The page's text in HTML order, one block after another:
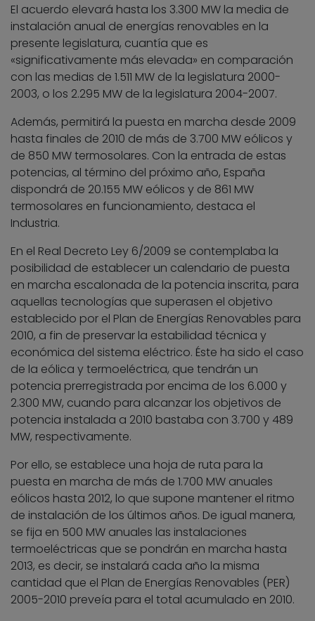
El acuerdo elevará hasta los 3.300 MW la media de
instalación anual de energías renovables en la
presente legislatura, cuantía que es
«significativamente más elevada» en comparación
con las medias de 1.511 MW de la legislatura 2000-
2003, o los 2.295 MW de la legislatura 2004-2007.
Además, permitirá la puesta en marcha desde 2009
hasta finales de 2010 de más de 3.700 MW eólicos y
de 850 MW termosolares. Con la entrada de estas
potencias, al término del próximo año, España
dispondrá de 20.155 MW eólicos y de 861 MW
termosolares en funcionamiento, destaca el
Industria.
En el Real Decreto Ley 6/2009 se contemplaba la
posibilidad de establecer un calendario de puesta
en marcha escalonada de la potencia inscrita, para
aquellas tecnologías que superasen el objetivo
establecido por el Plan de Energías Renovables para
2010, a fin de preservar la estabilidad técnica y
económica del sistema eléctrico. Éste ha sido el caso
de la eólica y termoeléctrica, que tendrán un
potencia prerregistrada por encima de los 6.000 y
2.300 MW, cuando para alcanzar los objetivos de
potencia instalada a 2010 bastaba con 3.700 y 489
MW, respectivamente.
Por ello, se establece una hoja de ruta para la
puesta en marcha de más de 1.700 MW anuales
eólicos hasta 2012, lo que supone mantener el ritmo
de instalación de los últimos años. De igual manera,
se fija en 500 MW anuales las instalaciones
termoeléctricas que se pondrán en marcha hasta
2013, es decir, se instalará cada año la misma
cantidad que el Plan de Energías Renovables (PER)
2005-2010 preveía para el total acumulado en 2010.